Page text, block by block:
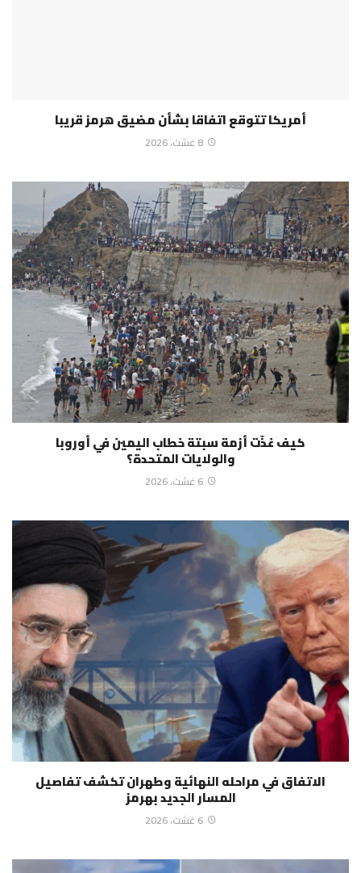
أمريكا تتوقع اتفاقا بشأن مضيق هرمز قريبا
8 غشت، 2026
كيف غذّت أزمة سبتة خطاب اليمين في أوروبا
والولايات المتحدة؟
6 غشت، 2026
الاتفاق في مراحله النهائية وطهران تكشف تفاصيل
المسار الجديد بهرمز
6 غشت، 2026